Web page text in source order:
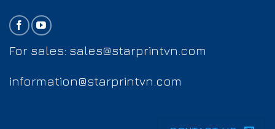
For sales: sales@starprintvn.com
information@starprintvn.com